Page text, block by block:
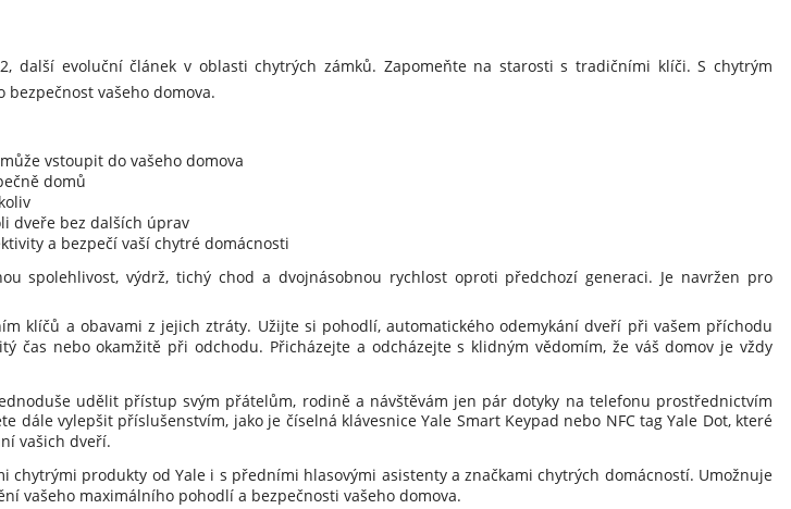
další evoluční článek v oblasti chytrých zámků. Zapomeňte na starosti s tradičními klíči. S chytrým
bezpečnost vašeho domova.
vstoupit do vašeho domova
domů
dveře bez dalších úprav
a bezpečí vaší chytré domácnosti
spolehlivost, výdrž, tichý chod a dvojnásobnou rychlost oproti předchozí generaci. Je navržen pro
klíčů a obavami z jejich ztráty. Užijte si pohodlí, automatického odemykání dveří při vašem příchodu
čas nebo okamžitě při odchodu. Přicházejte a odcházejte s klidným vědomím, že váš domov je vždy
udělit přístup svým přátelům, rodině a návštěvám jen pár dotyky na telefonu prostřednictvím
dále vylepšit příslušenstvím, jako je číselná klávesnice Yale Smart Keypad nebo NFC tag Yale Dot, které
vašich dveří.
chytrými produkty od Yale i s předními hlasovými asistenty a značkami chytrých domácností. Umožnuje
vašeho maximálního pohodlí a bezpečnosti vašeho domova.